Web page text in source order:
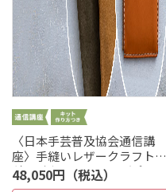
〈日本手芸普及協会通信講
座〉手縫いレザークラフト本
科 財布：キャメル／ポー
チ：オリーブ
48,050円（税込）